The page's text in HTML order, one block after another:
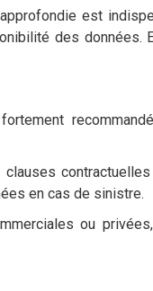
est
des données.
en cas de sinistre.
ou